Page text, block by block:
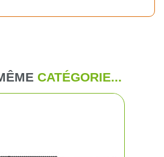
CATÉGORIE...